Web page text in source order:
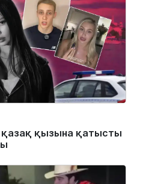
қазақ қызына қатысты